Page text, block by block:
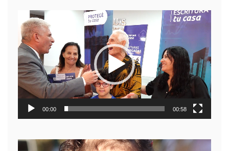
Reproductor
de
video
00:00 00:58
Reproductor